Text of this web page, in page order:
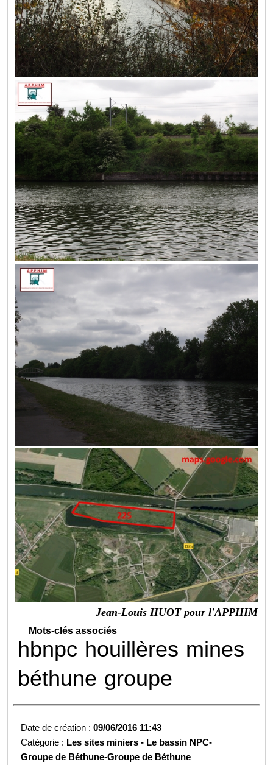
Jean-Louis HUOT pour l'APPHIM
Mots-clés associés
hbnpc houillères mines
béthune groupe
Date de création :09/06/2016 11:43
Catégorie : Les sites miniers - Le bassin NPC-
Groupe de Béthune-Groupe de Béthune